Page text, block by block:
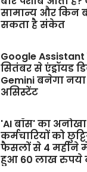
सामान्य और किन
सकता है संकेत
Google Assistant
सितंबर से एंड्रॉयड
Gemini बनेगा नया
असिस्टेंट
'AI बॉस' का
कर्मचारियों को
फैसलों से 4 महीने
हुआ 60 लाख रुपये